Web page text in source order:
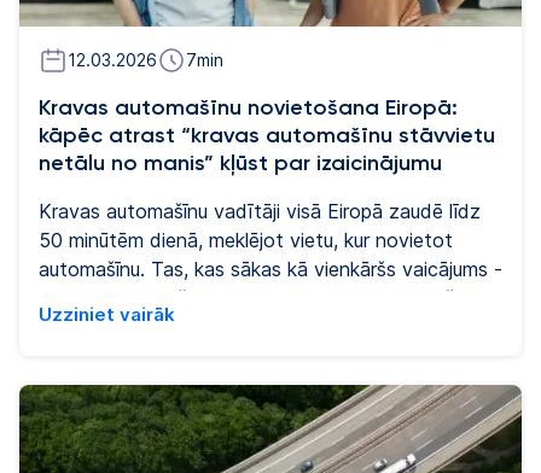
12.03.2026 7min
Kravas automašīnu novietošana Eiropā:
kāpēc atrast “kravas automašīnu stāvvietu
netālu no manis” kļūst par izaicinājumu
Kravas automašīnu vadītāji visā Eiropā zaudē līdz
50 minūtēm dienā, meklējot vietu, kur novietot
automašīnu. Tas, kas sākas kā vienkāršs vaicājums -
“kravas automašīnu stāvvieta pie manis” - bieži
noved pie neapmierinātas pieejamības, drošības un
bet reti ir.
Uzziniet vairāk